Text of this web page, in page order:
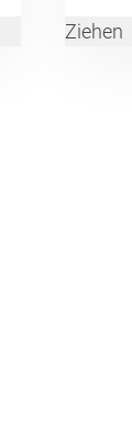
Ziehen